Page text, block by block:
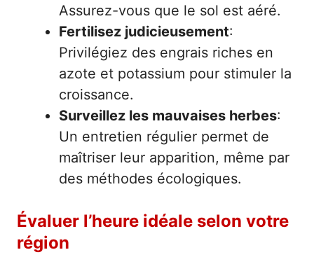
Assurez-vous que le sol est aéré.
Fertilisez judicieusement:
Privilégiez des engrais riches en
azote et potassium pour stimuler la
croissance.
Surveillez les mauvaises herbes:
Un entretien régulier permet de
maîtriser leur apparition, même par
des méthodes écologiques.
Évaluer l’heure idéale selon votre
région